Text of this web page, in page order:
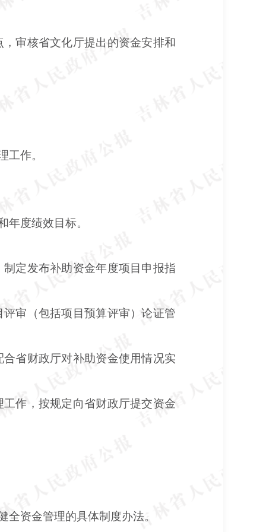
审核省文化厅提出的资金安排和
工作。
度绩效目标。
定发布补助资金年度项目申报指
审（包括项目预算评审）论证管
省财政厅对补助资金使用情况实
作，按规定向省财政厅提交资金
资金管理的具体制度办法。